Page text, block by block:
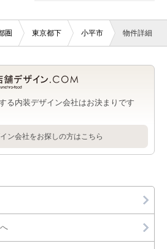
圏 東京都下 小平市 物件詳細
る内装デザイン会社はお決まりです
ン会社をお探しの方はこちら